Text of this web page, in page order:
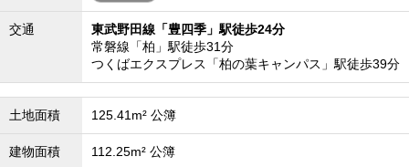
交通
東武野田線「豊四季」駅徒歩24分
常磐線「柏」駅徒歩31分
つくばエクスプレス「柏の葉キャンパス」駅徒歩39分
土地面積 125.41m² 公簿
建物面積 112.25m² 公簿
船橋･市川･浦安方面エリア
船橋･市川･浦安方面エリアの新築一戸建
船橋･市川･浦安方面エリアの中古一戸建
船橋･市川･浦安方面エリアのマンション
千葉市エリア
千葉市エリアの新築一戸建
千葉市エリアの中古一戸建